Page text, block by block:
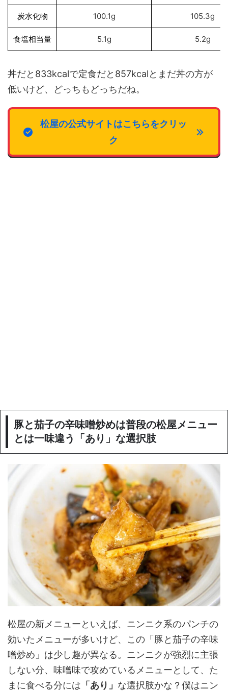
炭水化物 100.1g 105.3g
食塩相当量 5.1g 5.2g
丼だと833kcalで定食だと857kcalとまだ丼の方が
低いけど、どっちもどっちだね。
松屋の公式サイトはこちらをクリッ
ク
豚と茄子の辛味噌炒めは普段の松屋メニュー
とは一味違う「あり」な選択肢
松屋の新メニューといえば、ニンニク系のパンチの
効いたメニューが多いけど、この「豚と茄子の辛味
噌炒め」は少し趣が異なる。ニンニクが強烈に主張
しない分、味噌味で攻めているメニューとして、た
まに食べる分には 「あり」 な選択肢かな？僕はニン